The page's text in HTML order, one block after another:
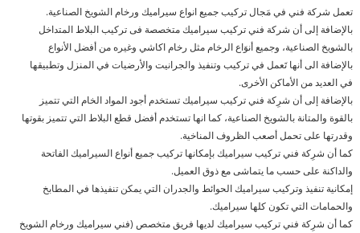
تعمل شركة فني في مَجال تركيب جميع انواع سيراميك ورخام الشويخ الصناعية.
بالإضافة إلى أن شركة فني تركيب سيراميك متخصصة فى تركيب البلاط المتداخل
بالشويخ الصناعية، وجميع أنوَاع الرخام مثل رخام اكاشي وغيره من أفضل الأنواع
بالإضافة الى أنها تَعمل في تركيب وتنفيذ والجرانيت والأرضيات في المنزل وتطبيقها
في العديد من الأماكن الأخرى.
بالإضافة إلى أن شرِكة فني تركيب سيراميك تستخدم أجود المواد الخام التي تتميز
بالقوة والمتانة بالشويخ الصناعية، كما انها تستخدم أفضل قطع البلاط التي تتميز بقوتها
وقدرتها على تحمل أصعب الظروف المناخية.
كما أن شرِكة فني تركيب سيراميك بإمكانها تركيب جميع أنواع السيراميك الفاتحة
والداكنة على حسب ما يتماشى مع ذوق العميل.
إمكانية تنفيذ وتركيب سيراميك الحوائط والجدران التي يمكن تنفيذها في المطابخ
والحمامات التي تكون كلها سيراميك.
كما أن شرِكة فني تركيب سيراميك لديها فريق متخصص (فني سيراميك ورخام الشويخ